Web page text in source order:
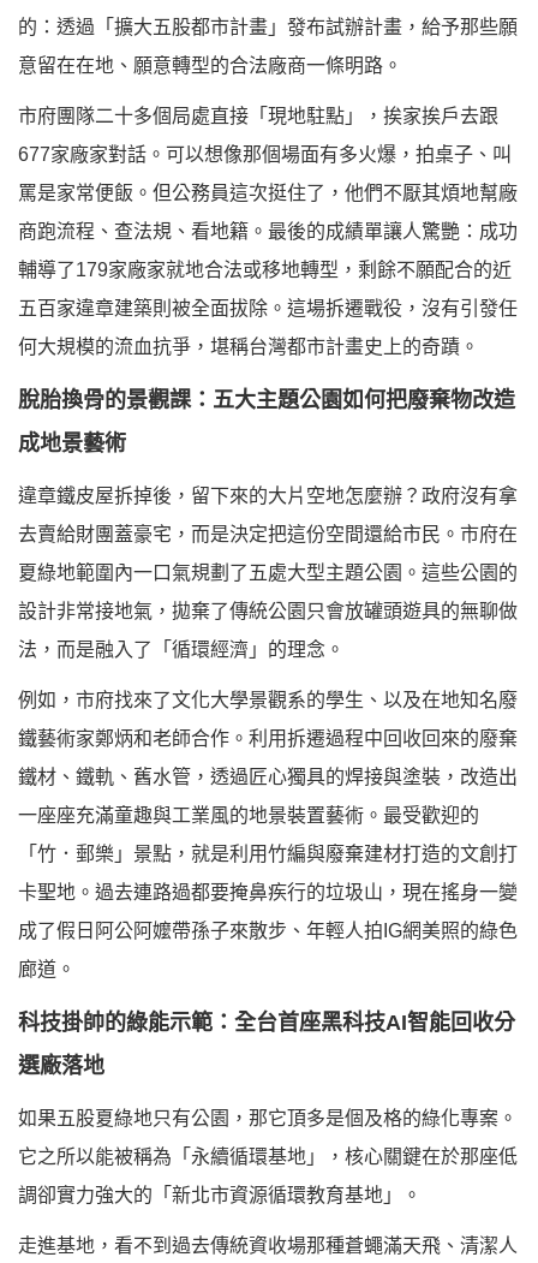
的：透過「擴大五股都市計畫」發布試辦計畫，給予那些願
意留在在地、願意轉型的合法廠商一條明路。
市府團隊二十多個局處直接「現地駐點」，挨家挨戶去跟
677家廠家對話。可以想像那個場面有多火爆，拍桌子、叫
罵是家常便飯。但公務員這次挺住了，他們不厭其煩地幫廠
商跑流程、查法規、看地籍。最後的成績單讓人驚艷：成功
輔導了179家廠家就地合法或移地轉型，剩餘不願配合的近
五百家違章建築則被全面拔除。這場拆遷戰役，沒有引發任
何大規模的流血抗爭，堪稱台灣都市計畫史上的奇蹟。
脫胎換骨的景觀課：五大主題公園如何把廢棄物改造
成地景藝術
違章鐵皮屋拆掉後，留下來的大片空地怎麼辦？政府沒有拿
去賣給財團蓋豪宅，而是決定把這份空間還給市民。市府在
夏綠地範圍內一口氣規劃了五處大型主題公園。這些公園的
設計非常接地氣，拋棄了傳統公園只會放罐頭遊具的無聊做
法，而是融入了「循環經濟」的理念。
例如，市府找來了文化大學景觀系的學生、以及在地知名廢
鐵藝術家鄭炳和老師合作。利用拆遷過程中回收回來的廢棄
鐵材、鐵軌、舊水管，透過匠心獨具的焊接與塗裝，改造出
一座座充滿童趣與工業風的地景裝置藝術。最受歡迎的
「竹．郵樂」景點，就是利用竹編與廢棄建材打造的文創打
卡聖地。過去連路過都要掩鼻疾行的垃圾山，現在搖身一變
成了假日阿公阿嬤帶孫子來散步、年輕人拍IG網美照的綠色
廊道。
科技掛帥的綠能示範：全台首座黑科技AI智能回收分
選廠落地
如果五股夏綠地只有公園，那它頂多是個及格的綠化專案。
它之所以能被稱為「永續循環基地」，核心關鍵在於那座低
調卻實力強大的「新北市資源循環教育基地」。
走進基地，看不到過去傳統資收場那種蒼蠅滿天飛、清潔人